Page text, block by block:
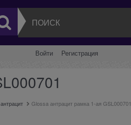
Войти Регистрация
Glossa антрацит рамка 1-ая GSL000701